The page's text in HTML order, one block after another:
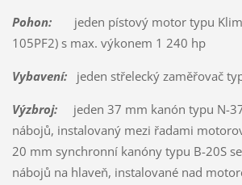
Pohon:jeden pístový motor typu
105PF2) s max. výkonem 1 240 hp
Vybavení:jeden střelecký zaměřovač
Výzbroj:jeden 37 mm kanón typu N-37
nábojů, instalovaný mezi řadami
20 mm synchronní kanóny typu B-20S
nábojů na hlaveň, instalované nad